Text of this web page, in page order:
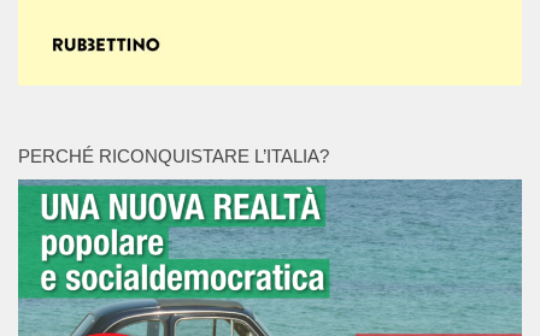
PERCHÉ RICONQUISTARE L’ITALIA?